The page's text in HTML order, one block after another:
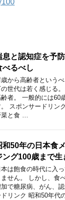
息と認知症を予
べるべし
から高齢者という
世代は若く感じる
者。 一般的には60
スポンサードリン
菜と食 …
和50年の日本食
ング100歳まで生
本は飽食の時代に入
ません。 しかし、食
で糖尿病、がん、
ドリンク 昭和50年代